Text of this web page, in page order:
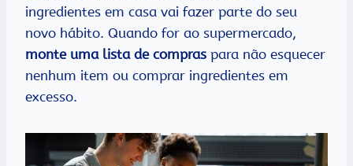
ingredientes em casa vai fazer parte do seu
novo hábito. Quando for ao supermercado,
monte uma lista de compras para não esquecer
nenhum item ou comprar ingredientes em
excesso.